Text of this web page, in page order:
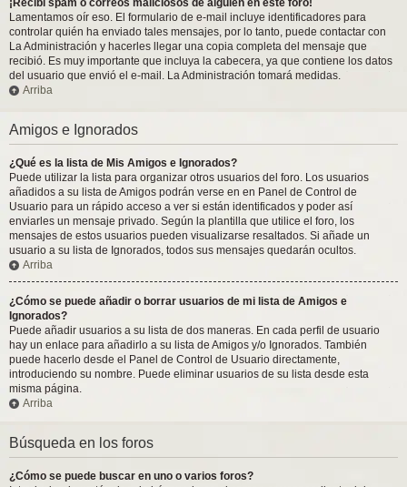
¡Recibí spam o correos maliciosos de alguien en este foro!
Lamentamos oír eso. El formulario de e-mail incluye identificadores para
controlar quién ha enviado tales mensajes, por lo tanto, puede contactar con
La Administración y hacerles llegar una copia completa del mensaje que
recibió. Es muy importante que incluya la cabecera, ya que contiene los datos
del usuario que envió el e-mail. La Administración tomará medidas.
Arriba
Amigos e Ignorados
¿Qué es la lista de Mis Amigos e Ignorados?
Puede utilizar la lista para organizar otros usuarios del foro. Los usuarios
añadidos a su lista de Amigos podrán verse en en Panel de Control de
Usuario para un rápido acceso a ver si están identificados y poder así
enviarles un mensaje privado. Según la plantilla que utilice el foro, los
mensajes de estos usuarios pueden visualizarse resaltados. Si añade un
usuario a su lista de Ignorados, todos sus mensajes quedarán ocultos.
Arriba
¿Cómo se puede añadir o borrar usuarios de mi lista de Amigos e
Ignorados?
Puede añadir usuarios a su lista de dos maneras. En cada perfil de usuario
hay un enlace para añadirlo a su lista de Amigos y/o Ignorados. También
puede hacerlo desde el Panel de Control de Usuario directamente,
introduciendo su nombre. Puede eliminar usuarios de su lista desde esta
misma página.
Arriba
Búsqueda en los foros
¿Cómo se puede buscar en uno o varios foros?